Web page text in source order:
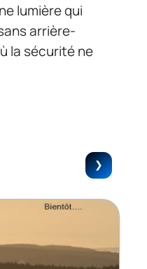
lumière qui
arrière-
la sécurité ne